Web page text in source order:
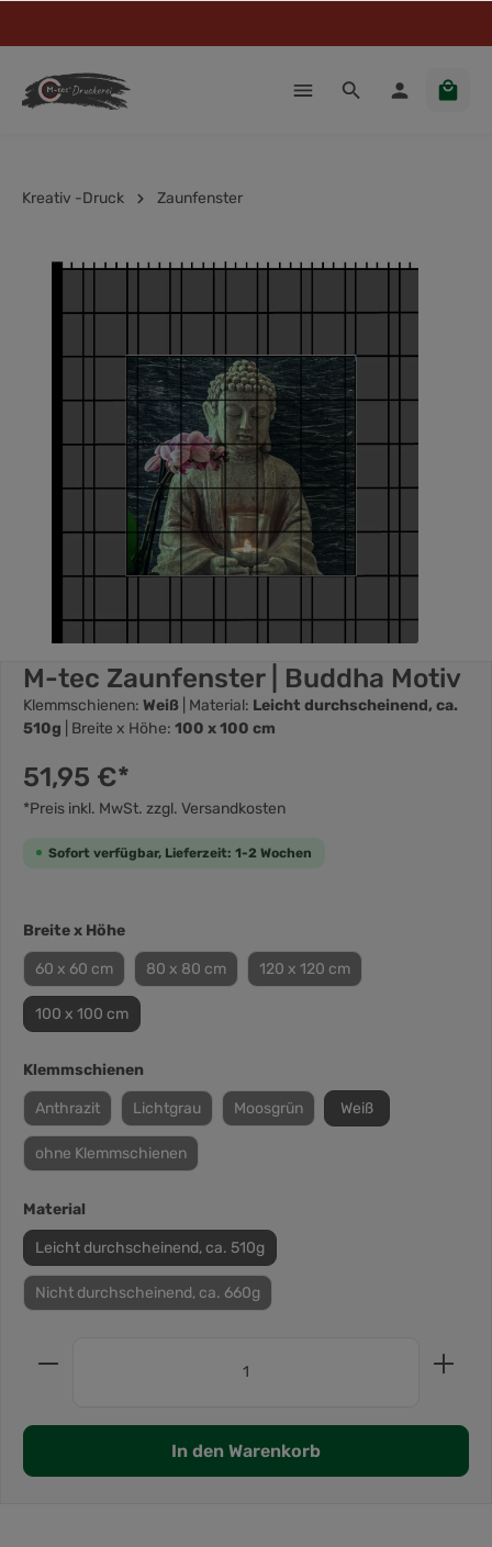
Kreativ -Druck Zaunfenster
M-tec Zaunfenster | Buddha Motiv
Klemmschienen: Weiß | Material: Leicht durchscheinend, ca.
510g
| Breite x Höhe: 100 x 100 cm
51,95 €*
*Preis inkl. MwSt. zzgl. Versandkosten
Sofort verfügbar, Lieferzeit: 1-2 Wochen
Breite x Höhe
60 x 60 cm 80 x 80 cm 120 x 120 cm
100 x 100 cm
Klemmschienen
Anthrazit Lichtgrau Moosgrün Weiß
ohne Klemmschienen
Material
Leicht durchscheinend, ca. 510g
Nicht durchscheinend, ca. 660g
In den Warenkorb